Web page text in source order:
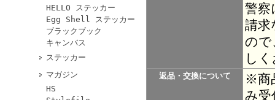
HELLO ステッカー
Egg Shell ステッカー
ブラックブック
キャンバス
ステッカー
マガジン
HS
警察
請求
ので
し
返品・交換について
※商
み受